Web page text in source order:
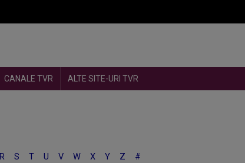
CANALE TVR ALTE SITE-URI TVR
R S T U V W X Y Z #